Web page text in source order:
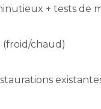
+ tests de
(froid/chaud)